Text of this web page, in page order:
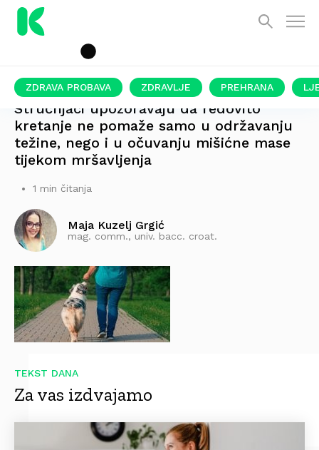
ZDRAVA PROBAVA ZDRAVLJE PREHRANA
Stručnjaci upozoravaju da redovito
kretanje ne pomaže samo u održavanju
težine, nego i u očuvanju mišićne mase
tijekom mršavljenja
1 min čitanja
Maja Kuzelj Grgić
mag. comm., univ. bacc. croat.
TEKST DANA
Za vas izdvajamo